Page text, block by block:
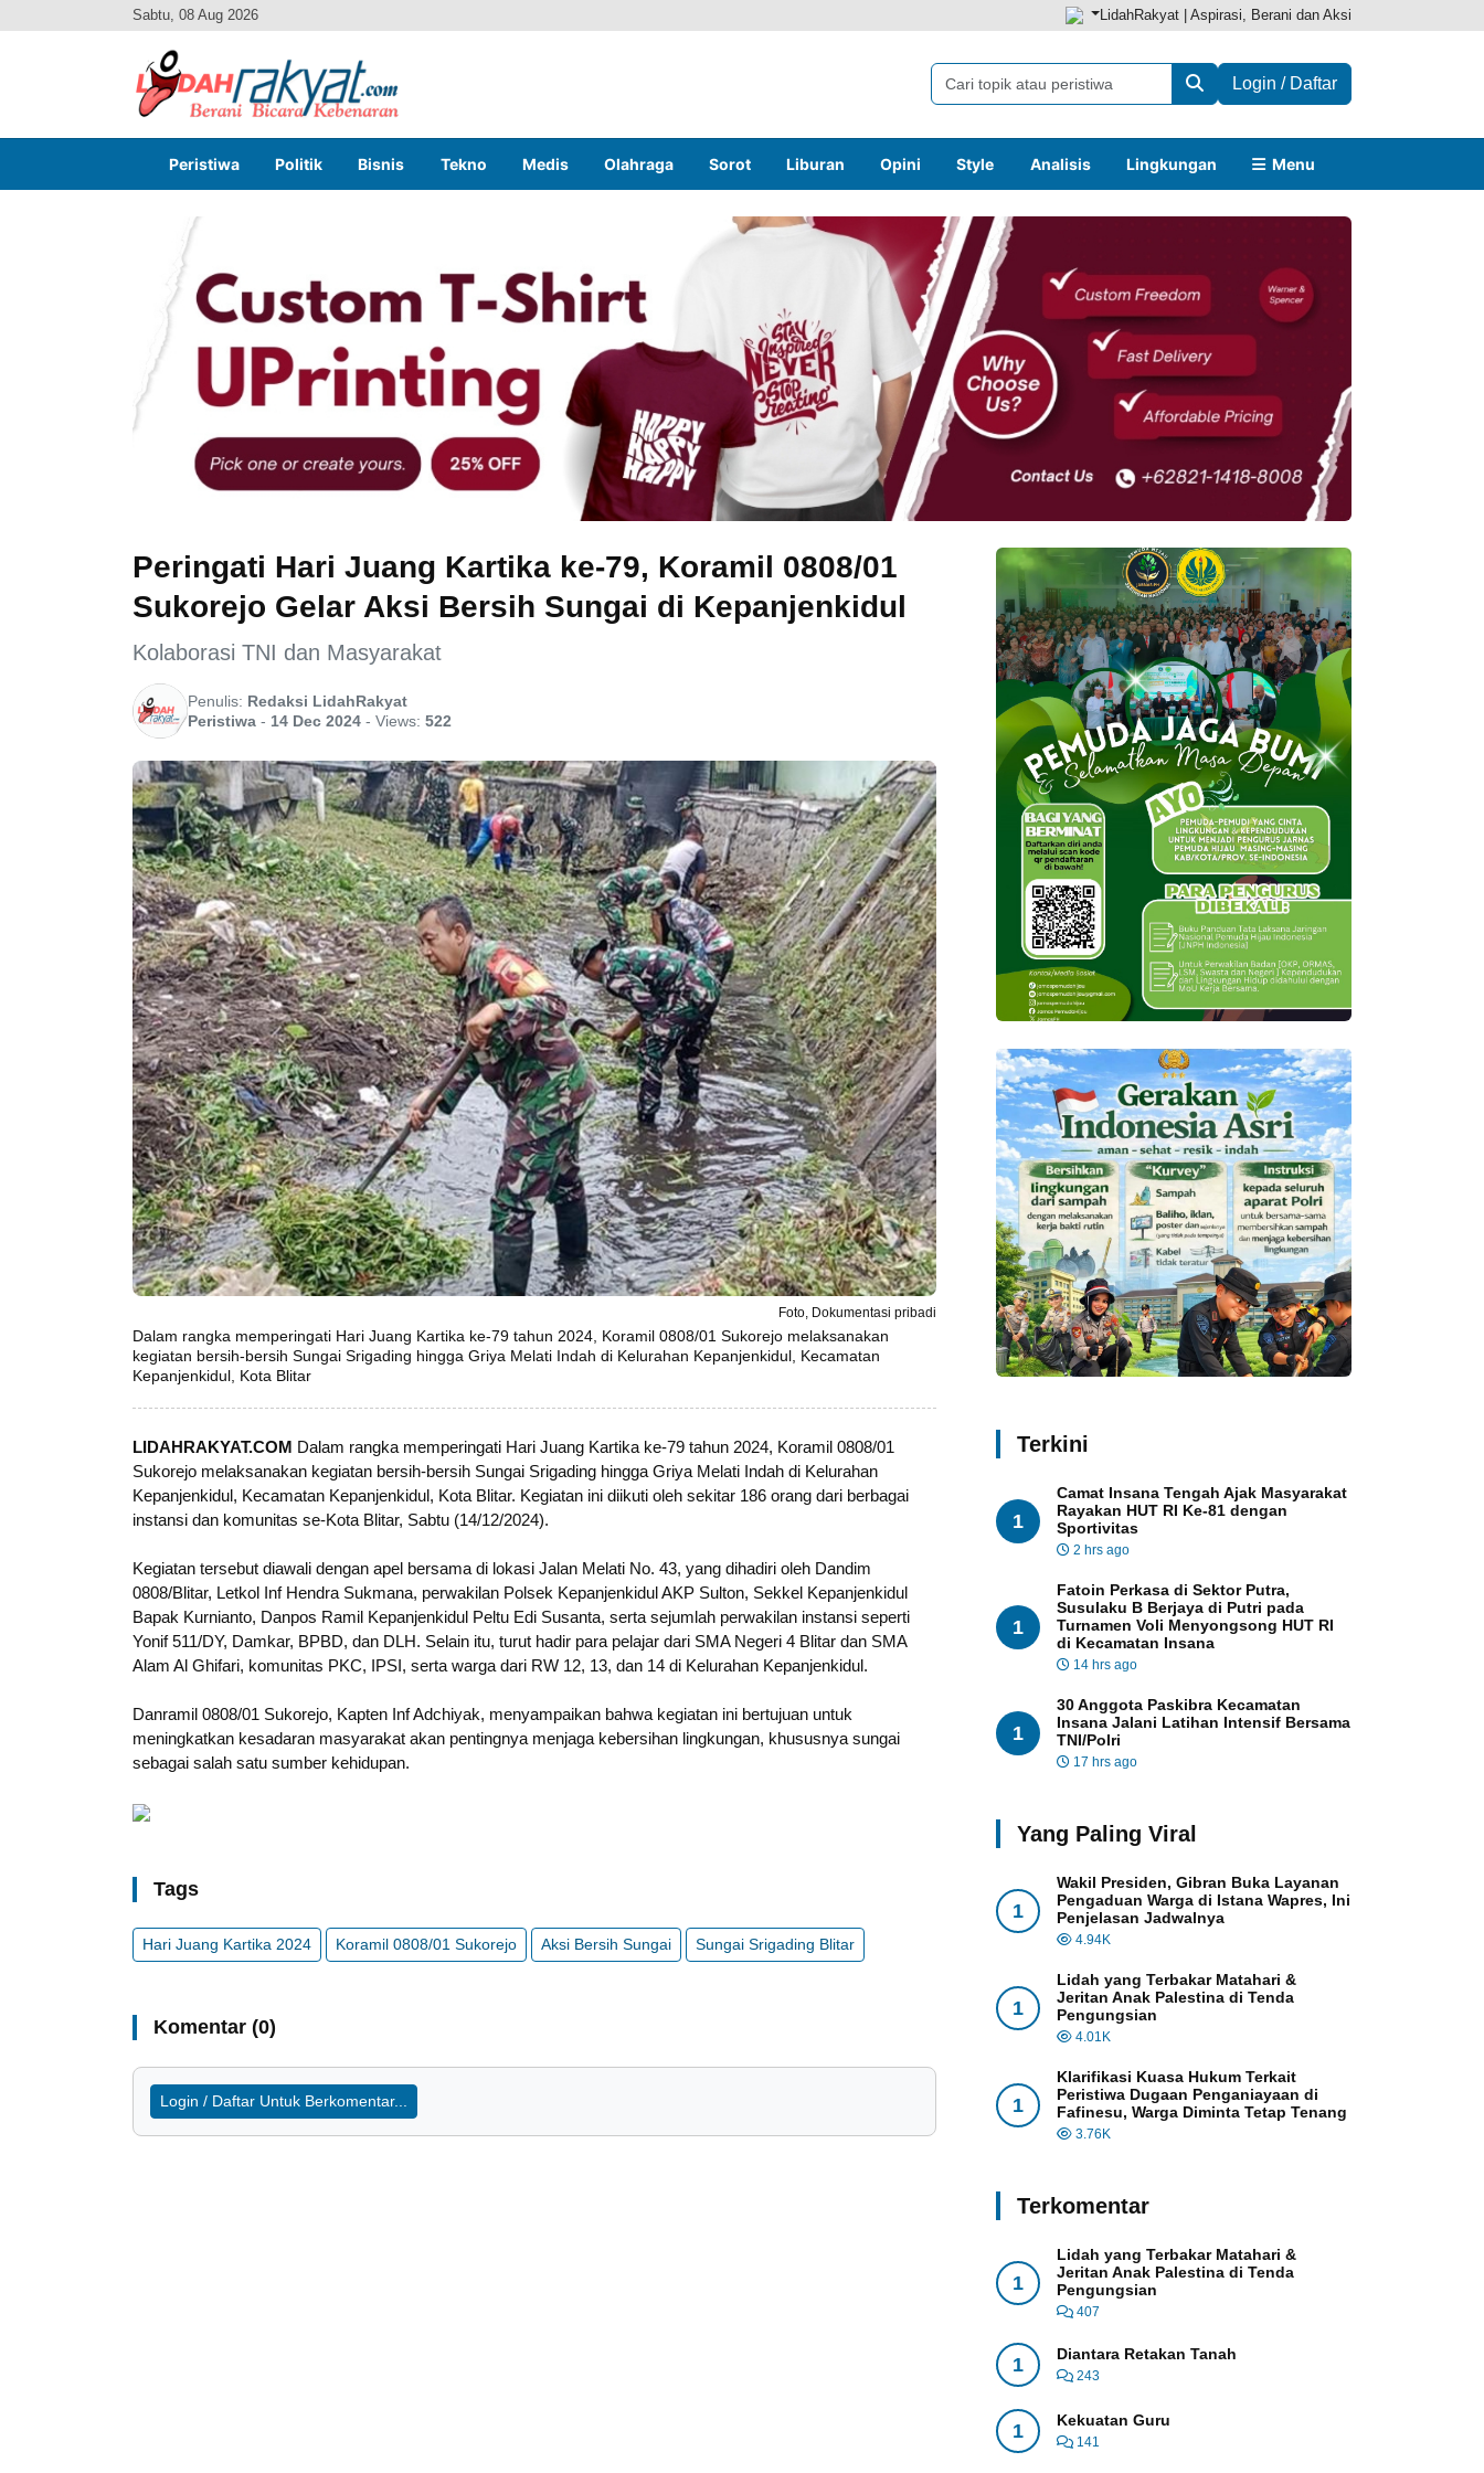
Sabtu, 08 Aug 2026 LidahRakyat | Aspirasi, Berani dan Aksi
Login / Daftar
Peristiwa Politik Bisnis Tekno Medis Olahraga Sorot Liburan Opini Style Analisis Lingkungan Menu
Peringati Hari Juang Kartika ke-79, Koramil 0808/01
Sukorejo Gelar Aksi Bersih Sungai di Kepanjenkidul
Kolaborasi TNI dan Masyarakat
Penulis: Redaksi LidahRakyat
Peristiwa - 14 Dec 2024 - Views: 522
Foto, Dokumentasi pribadi
Dalam rangka memperingati Hari Juang Kartika ke-79 tahun 2024, Koramil 0808/01 Sukorejo melaksanakan
kegiatan bersih-bersih Sungai Srigading hingga Griya Melati Indah di Kelurahan Kepanjenkidul, Kecamatan
Kepanjenkidul, Kota Blitar
LIDAHRAKYAT.COM Dalam rangka memperingati Hari Juang Kartika ke-79 tahun 2024, Koramil 0808/01
Sukorejo melaksanakan kegiatan bersih-bersih Sungai Srigading hingga Griya Melati Indah di Kelurahan
Kepanjenkidul, Kecamatan Kepanjenkidul, Kota Blitar. Kegiatan ini diikuti oleh sekitar 186 orang dari berbagai
instansi dan komunitas se-Kota Blitar, Sabtu (14/12/2024).
Kegiatan tersebut diawali dengan apel bersama di lokasi Jalan Melati No. 43, yang dihadiri oleh Dandim
0808/Blitar, Letkol Inf Hendra Sukmana, perwakilan Polsek Kepanjenkidul AKP Sulton, Sekkel Kepanjenkidul
Bapak Kurnianto, Danpos Ramil Kepanjenkidul Peltu Edi Susanta, serta sejumlah perwakilan instansi seperti
Yonif 511/DY, Damkar, BPBD, dan DLH. Selain itu, turut hadir para pelajar dari SMA Negeri 4 Blitar dan SMA
Alam Al Ghifari, komunitas PKC, IPSI, serta warga dari RW 12, 13, dan 14 di Kelurahan Kepanjenkidul.
Danramil 0808/01 Sukorejo, Kapten Inf Adchiyak, menyampaikan bahwa kegiatan ini bertujuan untuk
meningkatkan kesadaran masyarakat akan pentingnya menjaga kebersihan lingkungan, khususnya sungai
sebagai salah satu sumber kehidupan.
Tags
Hari Juang Kartika 2024 Koramil 0808/01 Sukorejo Aksi Bersih Sungai Sungai Srigading Blitar
Komentar (0)
Login / Daftar Untuk Berkomentar...
Terkini
1
Camat Insana Tengah Ajak Masyarakat
Rayakan HUT RI Ke-81 dengan
Sportivitas
2 hrs ago
1
Fatoin Perkasa di Sektor Putra,
Susulaku B Berjaya di Putri pada
Turnamen Voli Menyongsong HUT RI
di Kecamatan Insana
14 hrs ago
1
30 Anggota Paskibra Kecamatan
Insana Jalani Latihan Intensif Bersama
TNI/Polri
17 hrs ago
Yang Paling Viral
1
Wakil Presiden, Gibran Buka Layanan
Pengaduan Warga di Istana Wapres, Ini
Penjelasan Jadwalnya
4.94K
1
Lidah yang Terbakar Matahari &
Jeritan Anak Palestina di Tenda
Pengungsian
4.01K
1
Klarifikasi Kuasa Hukum Terkait
Peristiwa Dugaan Penganiayaan di
Fafinesu, Warga Diminta Tetap Tenang
3.76K
Terkomentar
1
Lidah yang Terbakar Matahari &
Jeritan Anak Palestina di Tenda
Pengungsian
407
1 Diantara Retakan Tanah
243
1 Kekuatan Guru
141